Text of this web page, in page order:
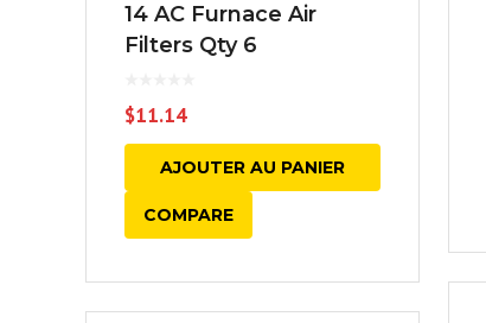
14 AC Furnace Air
Filters Qty 6
$11.14
AJOUTER AU PANIER
COMPARE